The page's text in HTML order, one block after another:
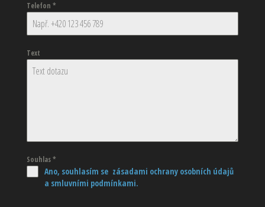
Telefon *
Text
Souhlas*
Ano, souhlasím se zásadami ochrany osobních údajů
a smluvními podmínkami.